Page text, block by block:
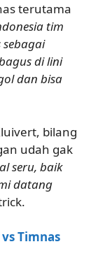
terutama
tim
sebagai
di lini
dan bisa
bilang
udah gak
seru, baik
datang
Timnas